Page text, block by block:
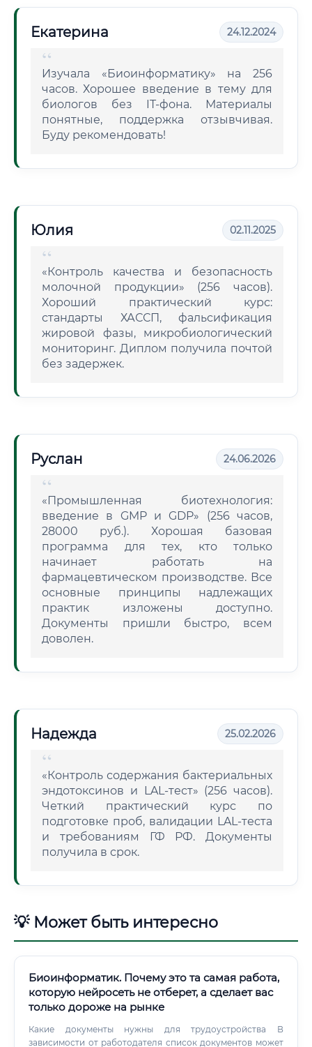
Екатерина 24.12.2024
Изучала «Биоинформатику» на 256
часов. Хорошее введение в тему для
биологов без IT-фона. Материалы
понятные, поддержка отзывчивая.
Буду рекомендовать!
Юлия 02.11.2025
«Контроль качества и безопасность
молочной продукции» (256 часов).
Хороший практический курс:
стандарты ХАССП, фальсификация
жировой фазы, микробиологический
мониторинг. Диплом получила почтой
без задержек.
Руслан 24.06.2026
«Промышленная биотехнология:
введение в GMP и GDP» (256 часов,
28000 руб.). Хорошая базовая
программа для тех, кто только
начинает работать на
фармацевтическом производстве. Все
основные принципы надлежащих
практик изложены доступно.
Документы пришли быстро, всем
доволен.
Надежда 25.02.2026
«Контроль содержания бактериальных
эндотоксинов и LAL-тест» (256 часов).
Четкий практический курс по
подготовке проб, валидации LAL-теста
и требованиям ГФ РФ. Документы
получила в срок.
💡 Может быть интересно
Биоинформатик. Почему это та самая работа,
которую нейросеть не отберет, а сделает вас
только дороже на рынке
Какие документы нужны для трудоустройства В
зависимости от работодателя список документов может